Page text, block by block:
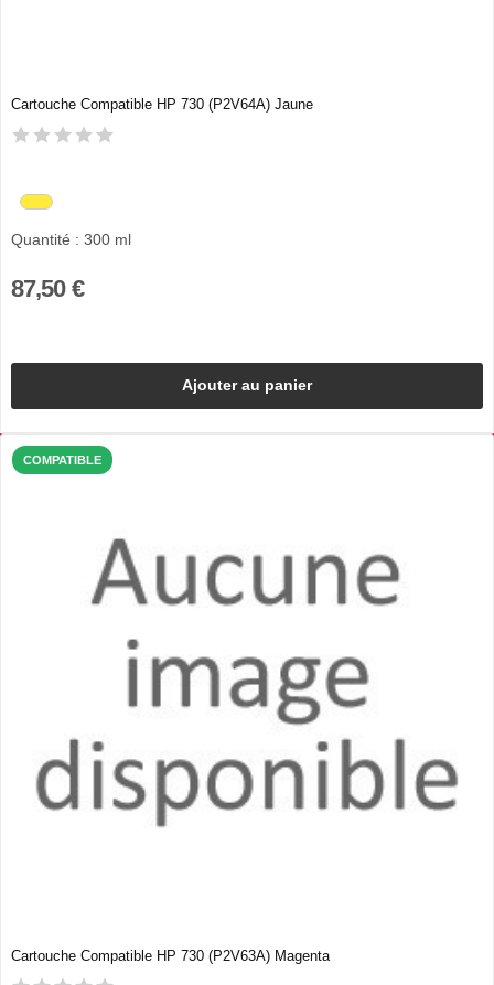
Cartouche Compatible HP 730 (P2V64A) Jaune
Quantité : 300 ml
87,50 €
Ajouter au panier
COMPATIBLE
Cartouche Compatible HP 730 (P2V63A) Magenta